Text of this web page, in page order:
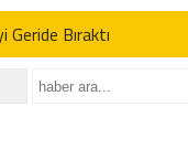
Bıraktı
Tekin’den Açıklamalar